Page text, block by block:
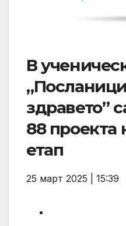
В
здравето”
88 проекта
етап
25 март 2025 | 15:39